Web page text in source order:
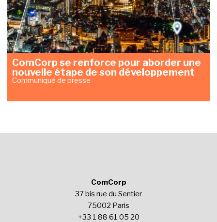
ComCorp se renforce pour aborder une
nouvelle étape de son développement
Communiqué de presse
ComCorp
37 bis rue du Sentier
75002 Paris
+33 1 88 61 05 20